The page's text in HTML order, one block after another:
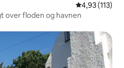
4,93 ud af 5 i
4,93 (113)
over floden og havnen